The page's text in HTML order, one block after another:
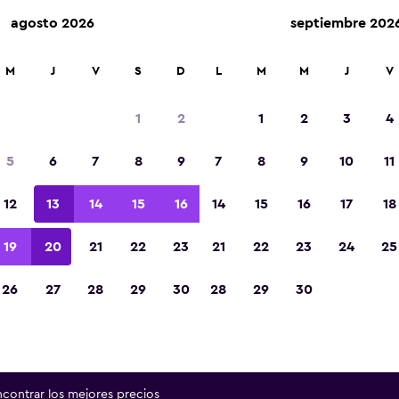
en más de 70,000 ubicaciones con momondo.
mejores ofertas
autos de renta en San
Departamento de San
a continuación excelentes ofertas en una
de renta populares en San Salvador, en
los mejores precios
agosto 2026
M J V S D
1 2
5 6 7 8 9
12 13 14 15 16
19 20 21 22 23
26 27 28 29 30
septiembre
L M M J V
1 2 3 4
7 8 9 10 11
14 15 16 17 18
21 22 23 24 25
28 29 30